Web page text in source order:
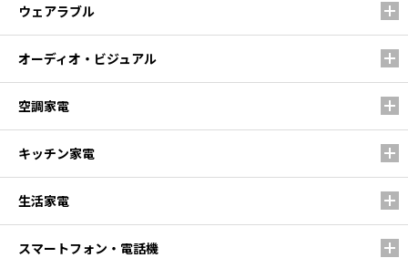
ウェアラブル
オーディオ・ビジュアル
空調家電
キッチン家電
生活家電
スマートフォン・電話機